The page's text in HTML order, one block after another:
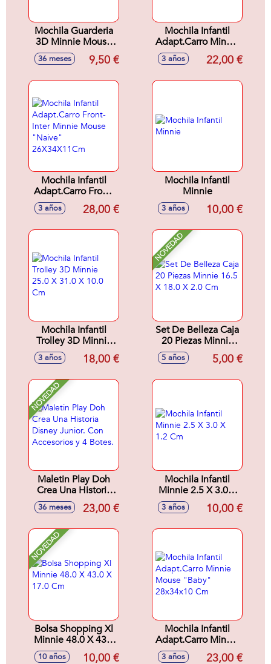
Mochila Guarderia
3D Minnie Mouse
22X27X10Cm
36 meses 9,50 €
Mochila Infantil
Adapt.Carro Minnie
Mouse "Loving"
28X34X10Cm
3 años 22,00 €
Mochila Infantil
Adapt.Carro Front-
Inter Minnie Mouse
"Naive"
3 años 28,00 €
Mochila Infantil
Minnie
3 años 10,00 €
Mochila Infantil
Trolley 3D Minnie
25.0 X 31.0 X 10.0
3 años 18,00 €
NOVEDAD
Set De Belleza Caja
20 Piezas Minnie
16.5 X 18.0 X 2.0
5 años 5,00 €
NOVEDAD
Maletin Play Doh
Crea Una Historia
Disney Junior. Con
Accesorios y 4
36 meses 23,00 €
Mochila Infantil
Minnie 2.5 X 3.0 X
1.2 Cm
3 años 10,00 €
NOVEDAD
Bolsa Shopping Xl
Minnie 48.0 X 43.0
X 17.0 Cm
10 años 10,00 €
Mochila Infantil
Adapt.Carro Minnie
Mouse "Baby"
3 años 23,00 €